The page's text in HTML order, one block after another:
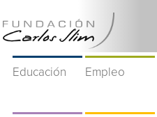
Educación Empleo